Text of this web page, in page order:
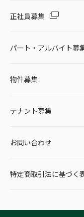
正社員募集
パート・アルバイト募
物件募集
テナント募集
お問い合わせ
特定商取引法に基づく